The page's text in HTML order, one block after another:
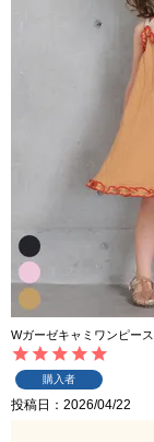
Wガーゼキャミワンピース
購入者
投稿日 2026/04/22